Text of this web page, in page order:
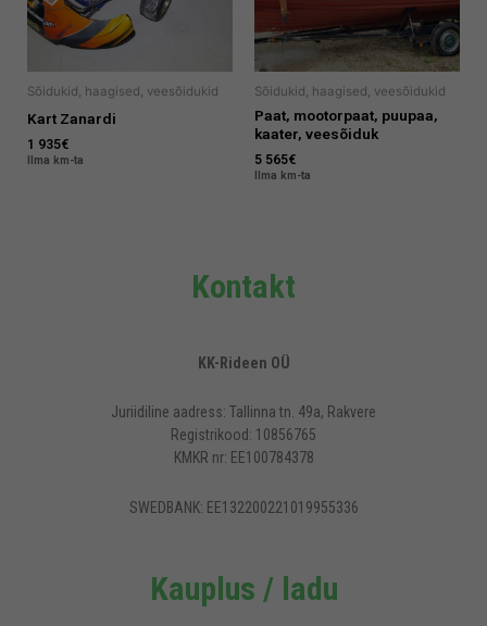
Sõidukid, haagised, veesõidukid
Kart Zanardi
1 935€
Ilma km-ta
Sõidukid, haagised, veesõidukid
Paat, mootorpaat, puupaa,
kaater, veesõiduk
5 565€
Ilma km-ta
Kontakt
KK-Rideen OÜ
Juriidiline aadress: Tallinna tn. 49a, Rakvere
Registrikood: 10856765
KMKR nr: EE100784378
SWEDBANK: EE132200221019955336
Kauplus / ladu